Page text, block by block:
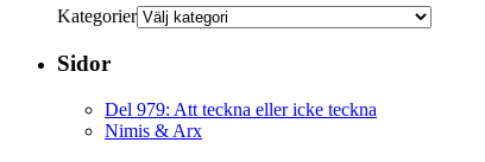
Kategorier
Sidor
Del 979: Att teckna eller icke teckna
Nimis & Arx